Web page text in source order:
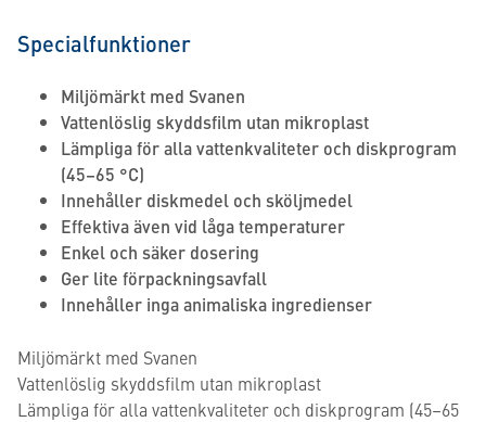
Specialfunktioner
Miljömärkt med Svanen
Vattenlöslig skyddsfilm utan mikroplast
Lämpliga för alla vattenkvaliteter och diskprogram
(45–65 °C)
Innehåller diskmedel och sköljmedel
Effektiva även vid låga temperaturer
Enkel och säker dosering
Ger lite förpackningsavfall
Innehåller inga animaliska ingredienser
Miljömärkt med Svanen
Vattenlöslig skyddsfilm utan mikroplast
Lämpliga för alla vattenkvaliteter och diskprogram (45–65